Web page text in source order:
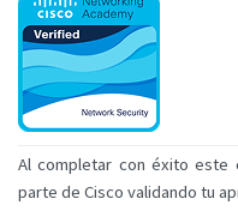
Al completar con éxito este
parte de Cisco validando tu